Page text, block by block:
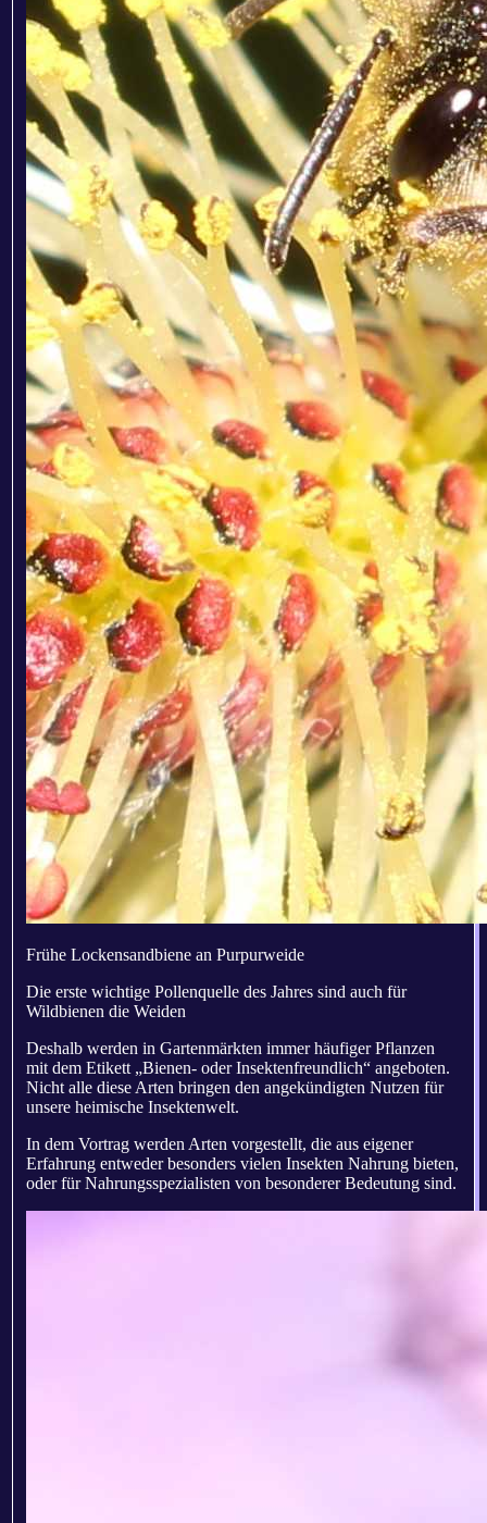
Frühe Lockensandbiene an Purpurweide
Die erste wichtige Pollenquelle des Jahres sind auch für
Wildbienen die Weiden
Deshalb werden in Gartenmärkten immer häufiger Pflanzen
mit dem Etikett „Bienen- oder Insektenfreundlich“ angeboten.
Nicht alle diese Arten bringen den angekündigten Nutzen für
unsere heimische Insektenwelt.
In dem Vortrag werden Arten vorgestellt, die aus eigener
Erfahrung entweder besonders vielen Insekten Nahrung bieten,
oder für Nahrungsspezialisten von besonderer Bedeutung sind.